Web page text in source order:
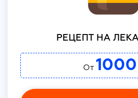
РЕЦЕПТ НА
От 1000